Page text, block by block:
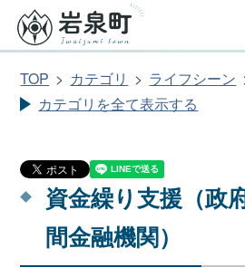
TOP カテゴリ ライフシーン
カテゴリを全て表示する
資金繰り支援（政
間金融機関）